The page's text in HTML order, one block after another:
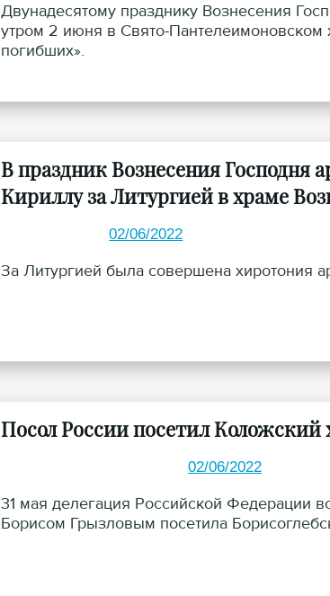
Двунадесятому празднику Вознесения
утром 2 июня в Свято-Пантелеимоновском
погибших».
В праздник Вознесения
Кириллу за Литургией в храме
02/06/2022
За Литургией была совершена хиротония
Посол России посетил Коложский
02/06/2022
31 мая делегация Российской Федерации
Борисом Грызловым посетила